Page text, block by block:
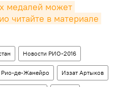
медалей может
читайте в материале
Новости РИО-2016
Рио-де-Жанейро Иззат Артыков